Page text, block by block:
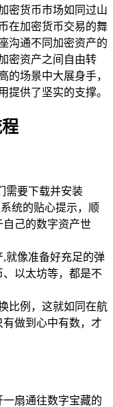
密货币市场如同过山
在加密货币交易的舞
沟通不同加密资产的
密资产之间自由转
的场景中大展身手，
提供了坚实的支撑。
需要下载并安装
统的贴心提示，顺
己的数字资产世
就像准备好充足的弹
以太坊等，都是不
比例，这就如同在航
做到心中有数，才
一扇通往数字宝藏的